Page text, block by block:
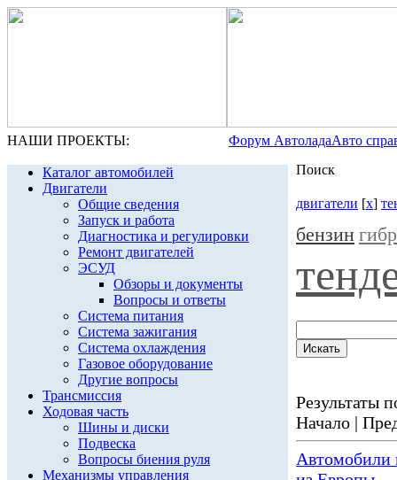
НАШИ ПРОЕКТЫ: Форум АвтоладаАвто
Каталог автомобилей
Двигатели
Общие сведения
Запуск и работа
Диагностика и регулировки
Ремонт двигателей
ЭСУД
Обзоры и документы
Вопросы и ответы
Система питания
Система зажигания
Система охлаждения
Газовое оборудование
Другие вопросы
Трансмиссия
Ходовая часть
Шины и диски
Подвеска
Вопросы биения руля
Механизмы управления
Поиск
двигатели [x]
бензин
Результаты
Начало |